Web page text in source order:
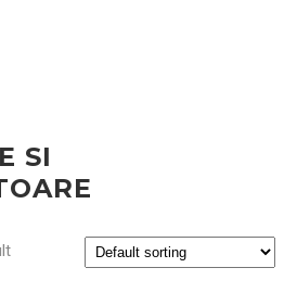
SI